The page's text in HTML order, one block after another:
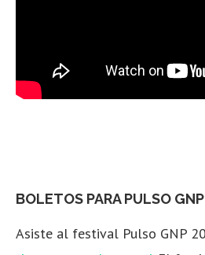
BOLETOS PARA PULSO
Asiste al festival Pulso GNP